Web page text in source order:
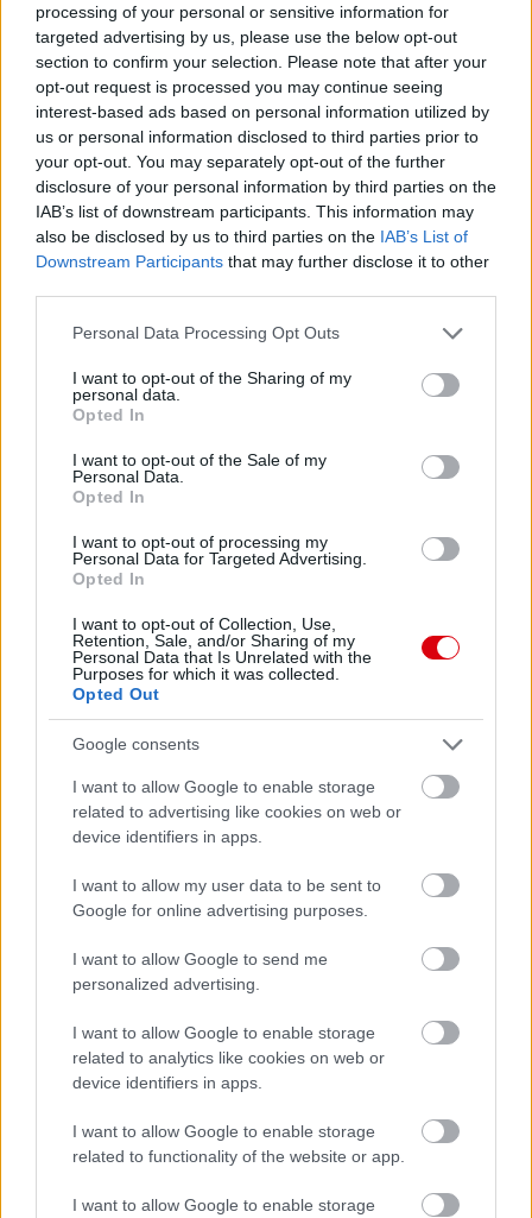
processing of your personal or sensitive information for
targeted advertising by us, please use the below opt-out
section to confirm your selection. Please note that after your
opt-out request is processed you may continue seeing
interest-based ads based on personal information utilized by
us or personal information disclosed to third parties prior to
your opt-out. You may separately opt-out of the further
disclosure of your personal information by third parties on the
IAB’s list of downstream participants. This information may
also be disclosed by us to third parties on the IAB’s List of
Downstream Participants that may further disclose it to other
Please note that this website/app uses one or more Google
not limited to your visit or usage behaviour. You may click to
grant or deny consent to Google and its third-party tags to
use your data for below specified purposes in below Google
consent section.
Personal Data Processing Opt Outs
I want to opt-out of the Sharing of my
personal data.
Opted In
I want to opt-out of the Sale of my
Personal Data.
Opted In
I want to opt-out of processing my
Personal Data for Targeted Advertising.
Opted In
I want to opt-out of Collection, Use,
Retention, Sale, and/or Sharing of my
Personal Data that Is Unrelated with the
Purposes for which it was collected.
Opted Out
Google consents
I want to allow Google to enable storage
related to advertising like cookies on web or
device identifiers in apps.
I want to allow my user data to be sent to
Google for online advertising purposes.
I want to allow Google to send me
personalized advertising.
I want to allow Google to enable storage
related to analytics like cookies on web or
device identifiers in apps.
I want to allow Google to enable storage
related to functionality of the website or app.
I want to allow Google to enable storage
Meccs Center
Paris Saint-Germain
Manchester United
Felkészülési szezon 4. mérkőzés
2026-08-08 17:00
Leeds UnitedvsManchester United
AC MilanvsManchester United2026-08-15 18:00
ELŐZŐ MÉRKŐZÉSEK